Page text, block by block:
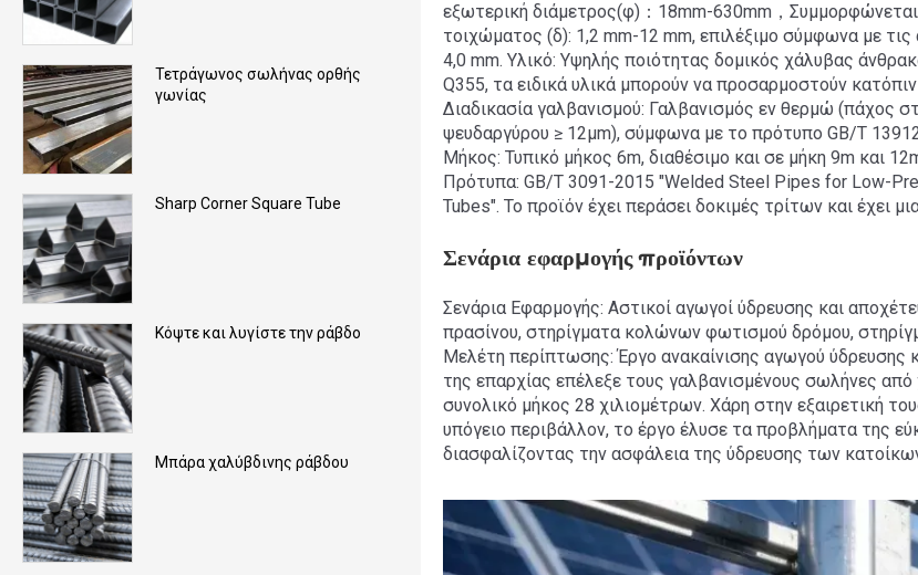
Τετράγωνος σωλήνας ορθής
γωνίας
Sharp Corner Square Tube
Κόψτε και λυγίστε την ράβδο
Μπάρα χαλύβδινης ράβδου
εξωτερική διάμετρος(φ)：18mm-630mm，
τοιχώματος (δ): 1,2 mm-12 mm, επιλέξιμο σύμφωνα με τις
4,0 mm. Υλικό: Υψηλής ποιότητας δομικός χάλυβας
Q355, τα ειδικά υλικά μπορούν να προσαρμοστούν
Διαδικασία γαλβανισμού: Γαλβανισμός εν θερμώ (πάχος
ψευδαργύρου ≥ 12μm), σύμφωνα με το πρότυπο GB/T
Μήκος: Τυπικό μήκος 6m, διαθέσιμο και σε μήκη 9m και
Πρότυπα: GB/T 3091-2015 "Welded Steel Pipes for Low-
Tubes". Το προϊόν έχει περάσει δοκιμές τρίτων και έχει
Σενάρια εφαρμογής προϊόντων
Σενάρια Εφαρμογής: Αστικοί αγωγοί ύδρευσης και
πρασίνου, στηρίγματα κολώνων φωτισμού δρόμου,
Μελέτη περίπτωσης: Έργο ανακαίνισης αγωγού
της επαρχίας επέλεξε τους γαλβανισμένους σωλήνες
συνολικό μήκος 28 χιλιομέτρων. Χάρη στην εξαιρετική
υπόγειο περιβάλλον, το έργο έλυσε τα προβλήματα της
διασφαλίζοντας την ασφάλεια της ύδρευσης των